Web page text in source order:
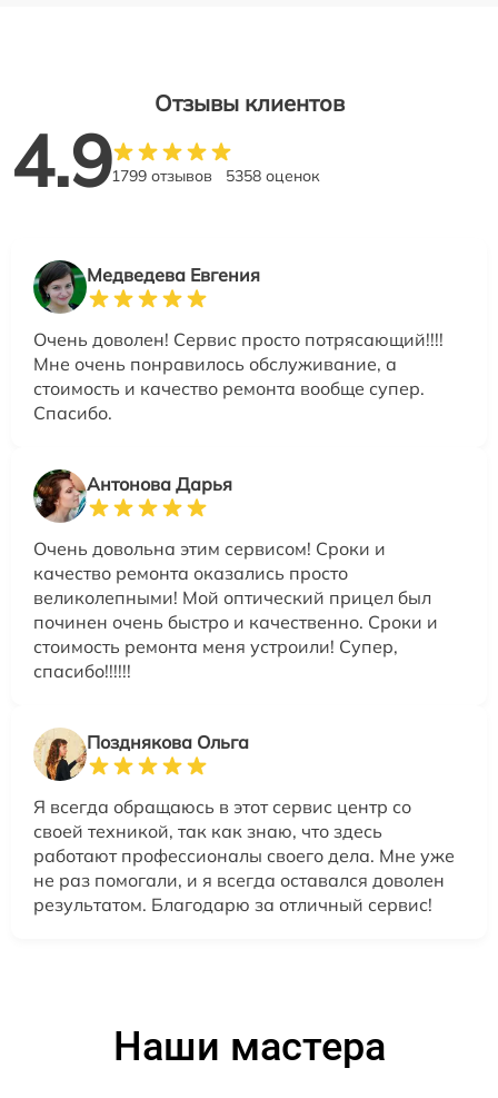
Отзывы клиентов
4.91799 отзывов 5358 оценок
Медведева Евгения
Очень доволен! Сервис просто потрясающий!!!!
Мне очень понравилось обслуживание, а
стоимость и качество ремонта вообще супер.
Спасибо.
Антонова Дарья
Очень довольна этим сервисом! Сроки и
качество ремонта оказались просто
великолепными! Мой оптический прицел был
починен очень быстро и качественно. Сроки и
стоимость ремонта меня устроили! Супер,
спасибо!!!!!!
Позднякова Ольга
Я всегда обращаюсь в этот сервис центр со
своей техникой, так как знаю, что здесь
работают профессионалы своего дела. Мне уже
не раз помогали, и я всегда оставался доволен
результатом. Благодарю за отличный сервис!
Наши мастера